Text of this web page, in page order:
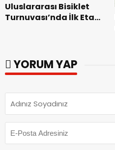
Uluslararası Bisiklet
Turnuvası’nda İlk Etap
YORUM YAP